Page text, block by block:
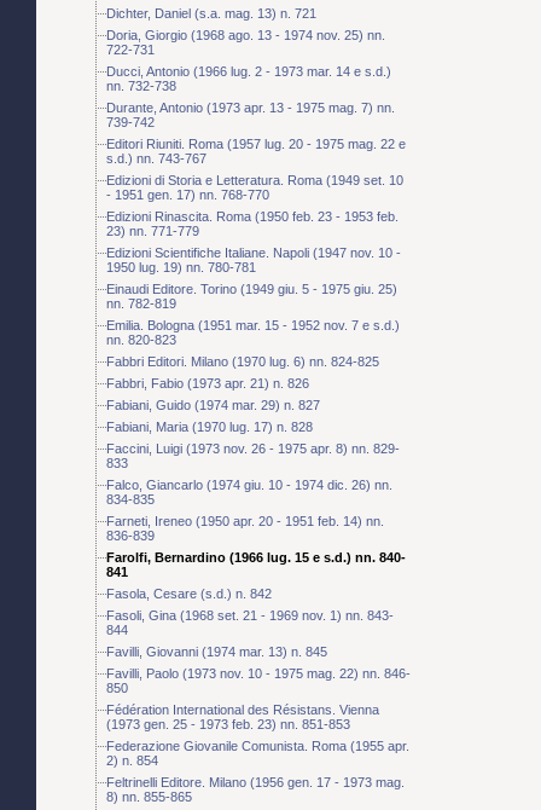
Dichter, Daniel (s.a. mag. 13) n. 721
Doria, Giorgio (1968 ago. 13 - 1974 nov. 25) nn.
722-731
Ducci, Antonio (1966 lug. 2 - 1973 mar. 14 e s.d.)
nn. 732-738
Durante, Antonio (1973 apr. 13 - 1975 mag. 7) nn.
739-742
Editori Riuniti. Roma (1957 lug. 20 - 1975 mag. 22 e
s.d.) nn. 743-767
Edizioni di Storia e Letteratura. Roma (1949 set. 10
- 1951 gen. 17) nn. 768-770
Edizioni Rinascita. Roma (1950 feb. 23 - 1953 feb.
23) nn. 771-779
Edizioni Scientifiche Italiane. Napoli (1947 nov. 10 -
1950 lug. 19) nn. 780-781
Einaudi Editore. Torino (1949 giu. 5 - 1975 giu. 25)
nn. 782-819
Emilia. Bologna (1951 mar. 15 - 1952 nov. 7 e s.d.)
nn. 820-823
Fabbri Editori. Milano (1970 lug. 6) nn. 824-825
Fabbri, Fabio (1973 apr. 21) n. 826
Fabiani, Guido (1974 mar. 29) n. 827
Fabiani, Maria (1970 lug. 17) n. 828
Faccini, Luigi (1973 nov. 26 - 1975 apr. 8) nn. 829-
833
Falco, Giancarlo (1974 giu. 10 - 1974 dic. 26) nn.
834-835
Farneti, Ireneo (1950 apr. 20 - 1951 feb. 14) nn.
836-839
Farolfi, Bernardino (1966 lug. 15 e s.d.) nn. 840-
841
Fasola, Cesare (s.d.) n. 842
Fasoli, Gina (1968 set. 21 - 1969 nov. 1) nn. 843-
844
Favilli, Giovanni (1974 mar. 13) n. 845
Favilli, Paolo (1973 nov. 10 - 1975 mag. 22) nn. 846-
850
Fédération International des Résistans. Vienna
(1973 gen. 25 - 1973 feb. 23) nn. 851-853
Federazione Giovanile Comunista. Roma (1955 apr.
2) n. 854
Feltrinelli Editore. Milano (1956 gen. 17 - 1973 mag.
8) nn. 855-865